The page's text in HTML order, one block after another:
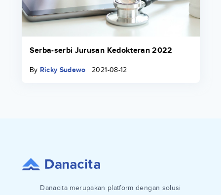
Serba-serbi Jurusan Kedokteran 2022
By Ricky Sudewo 2021-08-12
Danacita merupakan platform dengan solusi